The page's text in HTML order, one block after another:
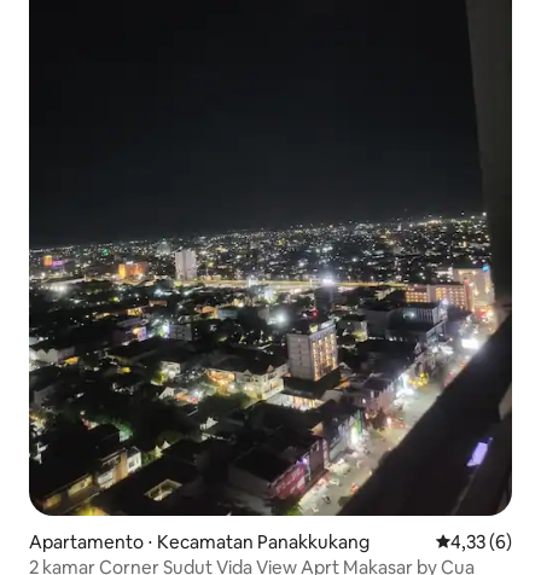
Apartamento ⋅ Kecamatan Panakkukang 4,33 de
4,33 (6)
2 kamar Corner Sudut Vida View Aprt Makasar by Cua